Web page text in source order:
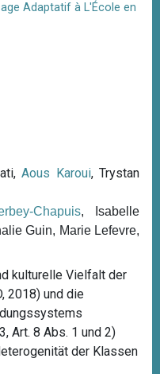
Adaptatif à L'École en
Aous Karoui, Trystan
Chapuis, Isabelle
Guin, Marie Lefevre,
kulturelle Vielfalt der
2018) und die
Art. 8 Abs. 1 und 2)
der Klassen